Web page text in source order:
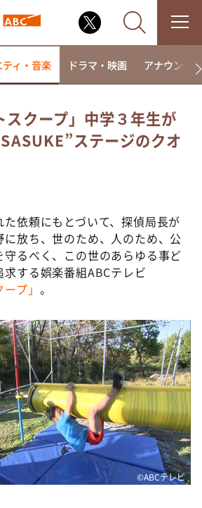
ぎるTV
けど・・・
ープ
田×福井アナ「なんでやねん！？」
きょうの献立 何にする？～
り！シーズン２
ラダ
ライブ 正義のミカタ
タチ～
ゃい！
ティ・音楽 ドラマ・映画 アナウンサー
スクープ」中学３年生が
ステージのクオ
依頼にもとづいて、探偵局長が
放ち、世のため、人のため、公
るべく、この世のあらゆる事ど
する娯楽番組ABCテレビ
プ」 。
©ABCテレビ